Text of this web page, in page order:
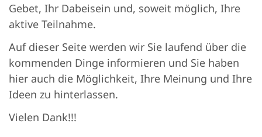
Gebet, Ihr Dabeisein und, soweit möglich, Ihre
aktive Teilnahme.
Auf dieser Seite werden wir Sie laufend über die
kommenden Dinge informieren und Sie haben
hier auch die Möglichkeit, Ihre Meinung und Ihre
Ideen zu hinterlassen.
Vielen Dank!!!